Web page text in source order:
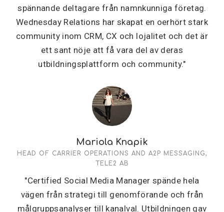
spännande deltagare från namnkunniga företag.
Wednesday Relations har skapat en oerhört stark
community inom CRM, CX och lojalitet och det är
ett sant nöje att få vara del av deras
utbildningsplattform och community."
Mariola Knapik
HEAD OF CARRIER OPERATIONS AND A2P MESSAGING,
TELE2 AB
"Certified Social Media Manager spände hela
vägen från strategi till genomförande och från
målgruppsanalyser till kanalval. Utbildningen gav